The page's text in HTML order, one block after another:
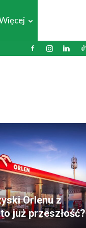
Orlenu z
już przeszłość?